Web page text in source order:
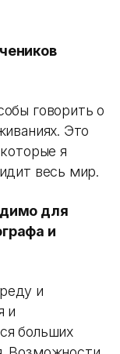
говорить о
Это
я
весь мир.
для
и
и
и
больших